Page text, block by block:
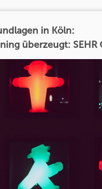
in Köln:
überzeugt: SEHR